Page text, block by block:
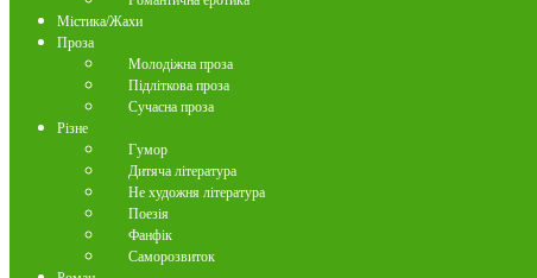
Містика/Жахи
Проза
Молодіжна проза
Підліткова проза
Сучасна проза
Різне
Гумор
Дитяча література
Не художня література
Поезія
Фанфік
Саморозвиток